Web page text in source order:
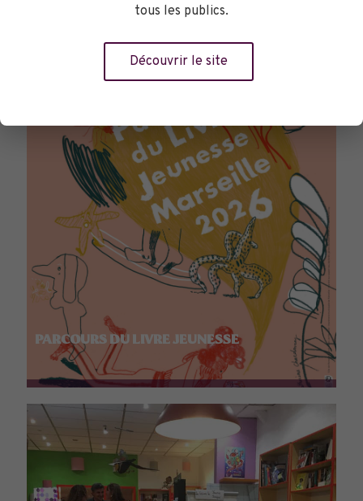
TOURNÉES GÉNÉRALES
PARCOURS DU LIVRE JEUNESSE
tous les publics.
Découvrir le site